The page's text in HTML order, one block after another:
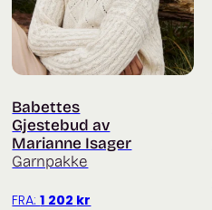
Babettes
Gjestebud av
Marianne Isager
Garnpakke
FRA:1 202 kr